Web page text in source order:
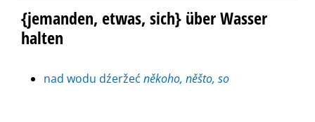
{jemanden, etwas, sich} über Wasser
halten
nad wodu dźeržeć někoho, něšto, so